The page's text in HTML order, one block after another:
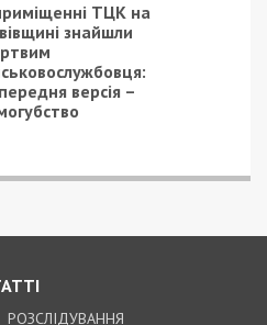
організував схему
з частини за 7 тисяч